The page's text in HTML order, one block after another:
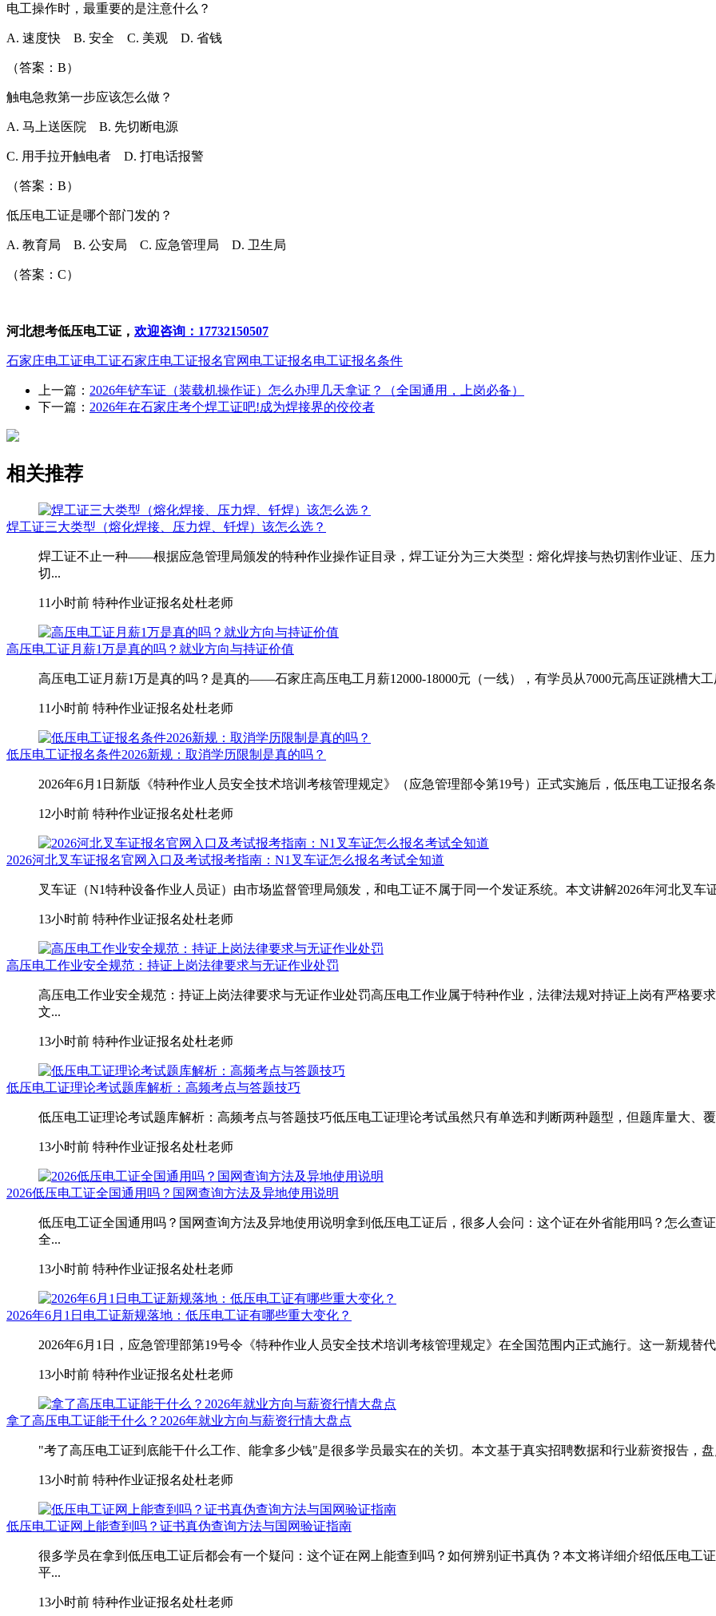
电工操作时，最重要的是注意什么？
A. 速度快 B. 安全 C. 美观 D. 省钱
（答案：B）
触电急救第一步应该怎么做？
A. 马上送医院 B. 先切断电源
C. 用手拉开触电者 D. 打电话报警
（答案：B）
低压电工证是哪个部门发的？
A. 教育局 B. 公安局 C. 应急管理局 D. 卫生局
（答案：C）
河北想考低压电工证， 欢迎咨询：17732150507
石家庄电工证电工证石家庄电工证报名官网 电工证报名电工证报名条件
上一篇： 2026年铲车证（装载机操作证）怎么办理几天拿证？（全国通用，上岗必备）
下一篇： 2026年在石家庄考个焊工证吧!成为焊接界的佼佼者
相关推荐
焊工证三大类型（熔化焊接、压力焊、钎焊）该怎么选？
焊工证不止一种——根据应急管理局颁发的特种作业操作证目录，焊工证分为三大类型：熔化焊接与热切割作业证、压
切...
11小时前 特种作业证报名处杜老师
高压电工证月薪1万是真的吗？就业方向与持证价值
高压电工证月薪1万是真的吗？是真的——石家庄高压电工月薪12000-18000元（一线），有学员从7000元高压证跳槽大
11小时前 特种作业证报名处杜老师
低压电工证报名条件2026新规：取消学历限制是真的吗？
2026年6月1日新版《特种作业人员安全技术培训考核管理规定》（应急管理部令第19号）正式实施后，低压电工证报
12小时前 特种作业证报名处杜老师
2026河北叉车证报名官网入口及考试报考指南：N1叉车证怎么报名考试全知道
叉车证（N1特种设备作业人员证）由市场监督管理局颁发，和电工证不属于同一个发证系统。本文讲解2026年河北叉
13小时前 特种作业证报名处杜老师
高压电工作业安全规范：持证上岗法律要求与无证作业处罚
高压电工作业安全规范：持证上岗法律要求与无证作业处罚高压电工作业属于特种作业，法律法规对持证上岗有严格要
文...
13小时前 特种作业证报名处杜老师
低压电工证理论考试题库解析：高频考点与答题技巧
低压电工证理论考试题库解析：高频考点与答题技巧低压电工证理论考试虽然只有单选和判断两种题型，但题库量大、
13小时前 特种作业证报名处杜老师
2026低压电工证全国通用吗？国网查询方法及异地使用说明
低压电工证全国通用吗？国网查询方法及异地使用说明拿到低压电工证后，很多人会问：这个证在外省能用吗？怎么查
全...
13小时前 特种作业证报名处杜老师
2026年6月1日电工证新规落地：低压电工证有哪些重大变化？
2026年6月1日，应急管理部第19号令《特种作业人员安全技术培训考核管理规定》在全国范围内正式施行。这一新规替
13小时前 特种作业证报名处杜老师
拿了高压电工证能干什么？2026年就业方向与薪资行情大盘点
"考了高压电工证到底能干什么工作、能拿多少钱"是很多学员最实在的关切。本文基于真实招聘数据和行业薪资报告，
13小时前 特种作业证报名处杜老师
低压电工证网上能查到吗？证书真伪查询方法与国网验证指南
很多学员在拿到低压电工证后都会有一个疑问：这个证在网上能查到吗？如何辨别证书真伪？本文将详细介绍低压电工
平...
13小时前 特种作业证报名处杜老师